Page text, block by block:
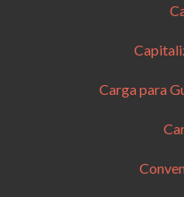
Carga para